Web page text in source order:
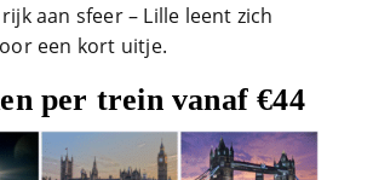
aan sfeer – Lille leent zich
een kort uitje.
per trein vanaf €44